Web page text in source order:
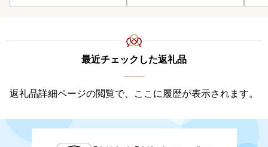
最近チェックした返礼品
返礼品詳細ページの閲覧で、ここに履歴が表示されます。